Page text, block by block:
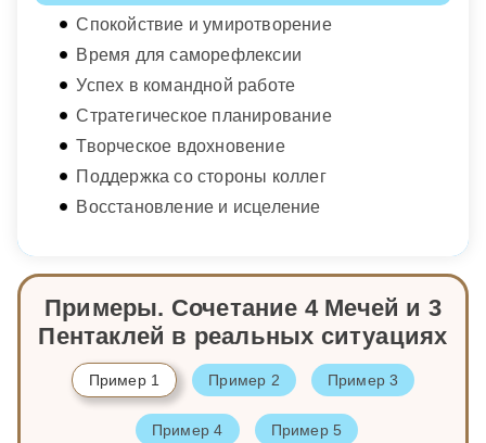
Спокойствие и умиротворение
Время для саморефлексии
Успех в командной работе
Стратегическое планирование
Творческое вдохновение
Поддержка со стороны коллег
Восстановление и исцеление
Примеры. Сочетание 4 Мечей и 3
Пентаклей в реальных ситуациях
Пример 1 Пример 2 Пример 3
Пример 4 Пример 5